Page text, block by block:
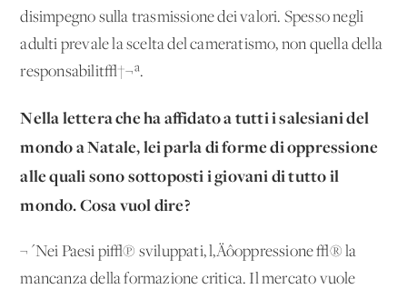
disimpegno sulla trasmissione dei valori. Spesso negli
adulti prevale la scelta del cameratismo, non quella della
responsabilit√†¬ª.
Nella lettera che ha affidato a tutti i salesiani del
mondo a Natale, lei parla di forme di oppressione
alle quali sono sottoposti i giovani di tutto il
mondo. Cosa vuol dire?
¬´Nei Paesi pi√π sviluppati, l‚Äôoppressione √® la
mancanza della formazione critica. Il mercato vuole